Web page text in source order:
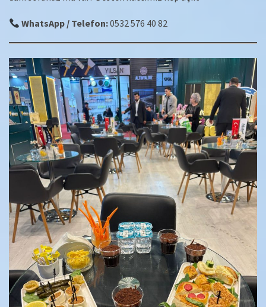
WhatsApp / Telefon:0532 576 40 82